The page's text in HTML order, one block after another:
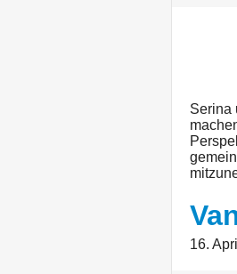
Serina
16.